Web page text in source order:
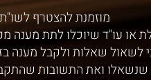
מוזמנת להצטרף
עו"ד שיוכלו לתת מענה
לשאול שאלות ולקבל
ואת התשובות